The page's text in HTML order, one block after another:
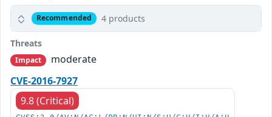
Recommended 4 products
Threats
Impact
moderate
CVE-2016-7927
9.8 (Critical)